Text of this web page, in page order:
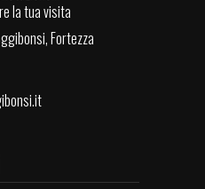
la tua visita
Fortezza